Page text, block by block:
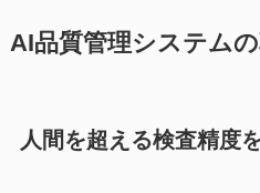
AI品質管理システム
人間を超える検査精度